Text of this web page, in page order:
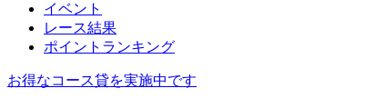
イベント
レース結果
ポイントランキング
お得なコース貸を実施中です